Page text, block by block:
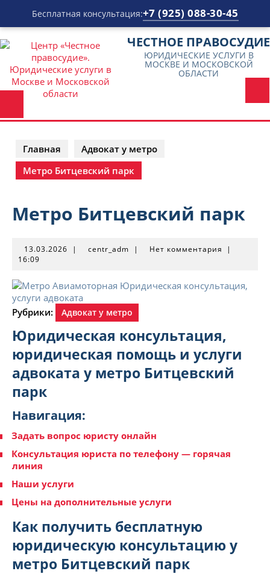
Бесплатная консультация:+7 (925) 088-30-45
Перейти
к
содержимому
ЧЕСТНОЕ ПРАВОСУДИЕ
ЮРИДИЧЕСКИЕ УСЛУГИ В
МОСКВЕ И МОСКОВСКОЙ
ОБЛАСТИ
Главная
Адвокат у метро
Метро Битцевский парк
Метро Битцевский парк
13.03.2026 13.03.2026
| centr_admcentr_adm
| Нет комментария
|
16:09
Рубрики: Адвокат у метро
Юридическая консультация,
юридическая помощь и услуги
адвоката у метро Битцевский
парк
Навигация:
Задать вопрос юристу онлайн
Консультация юриста по телефону — горячая
линия
Наши услуги
Цены на дополнительные услуги
Как получить бесплатную
юридическую консультацию у
метро Битцевский парк